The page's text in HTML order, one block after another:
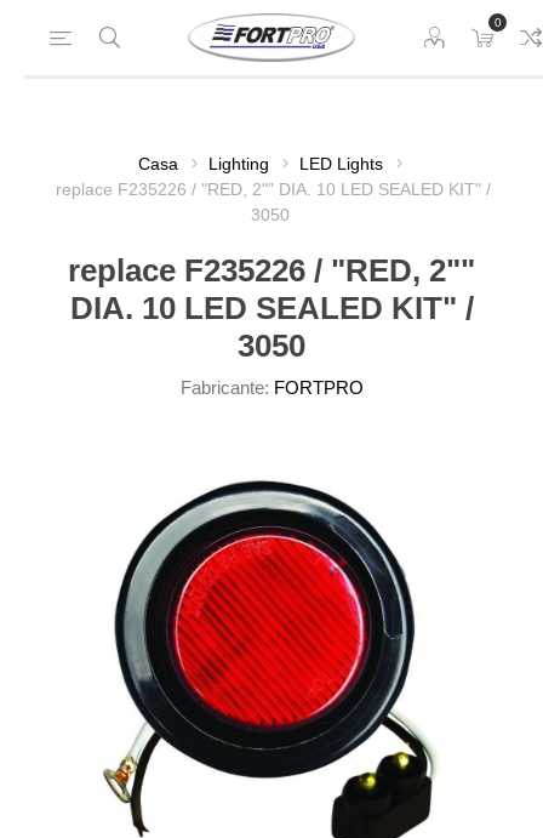
0
Casa Lighting
LED Lights
replace F235226 / "RED, 2"" DIA. 10 LED SEALED KIT" /
3050
replace F235226 / "RED, 2""
DIA. 10 LED SEALED KIT" /
3050
Fabricante: FORTPRO